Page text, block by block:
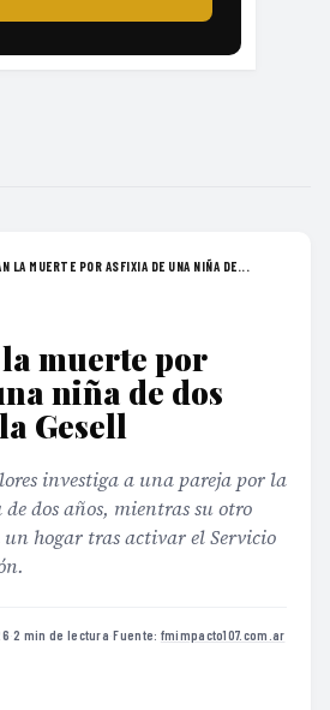
LA MUERTE POR ASFIXIA DE UNA NIÑA DE...
muerte por
niña de dos
Gesell
investiga a una pareja por la
dos años, mientras su otro
hogar tras activar el Servicio
·2 min de lectura·Fuente: fmimpacto107.com.ar